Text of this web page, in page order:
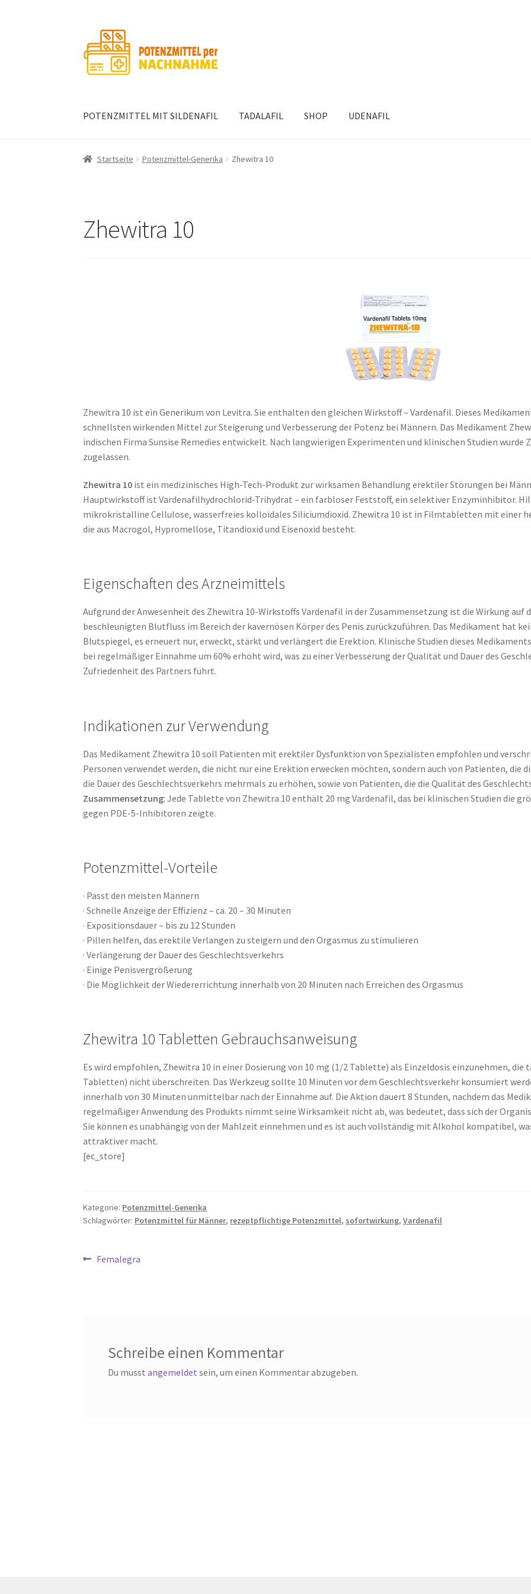
Navigation
springen
Zum
Inhalt
springen
POTENZMITTEL MIT SILDENAFIL TADALAFIL SHOP UDENAFIL
Startseite Potenzmittel-Generika Zhewitra 10
Zhewitra 10
Zhewitra 10 ist ein Generikum von Levitra. Sie enthalten den gleichen Wirkstoff – Vardenafil. Dieses
schnellsten wirkenden Mittel zur Steigerung und Verbesserung der Potenz bei Männern. Das Medikament
indischen Firma Sunsise Remedies entwickelt. Nach langwierigen Experimenten und klinischen Studien wurde
zugelassen.
Zhewitra 10 ist ein medizinisches High-Tech-Produkt zur wirksamen Behandlung erektiler Störungen bei
Hauptwirkstoff ist Vardenafilhydrochlorid-Trihydrat – ein farbloser Feststoff, ein selektiver Enzyminhibitor.
mikrokristalline Cellulose, wasserfreies kolloidales Siliciumdioxid. Zhewitra 10 ist in Filmtabletten mit einer
die aus Macrogol, Hypromellose, Titandioxid und Eisenoxid besteht.
Eigenschaften des Arzneimittels
Aufgrund der Anwesenheit des Zhewitra 10-Wirkstoffs Vardenafil in der Zusammensetzung ist die Wirkung auf
beschleunigten Blutfluss im Bereich der kavernösen Körper des Penis zurückzuführen. Das Medikament hat
Blutspiegel, es erneuert nur, erweckt, stärkt und verlängert die Erektion. Klinische Studien dieses
bei regelmäßiger Einnahme um 60% erhöht wird, was zu einer Verbesserung der Qualität und Dauer des
Zufriedenheit des Partners führt.
Indikationen zur Verwendung
Das Medikament Zhewitra 10 soll Patienten mit erektiler Dysfunktion von Spezialisten empfohlen und
Personen verwendet werden, die nicht nur eine Erektion erwecken möchten, sondern auch von Patienten, die
die Dauer des Geschlechtsverkehrs mehrmals zu erhöhen, sowie von Patienten, die die Qualität des
Zusammensetzung: Jede Tablette von Zhewitra 10 enthält 20 mg Vardenafil, das bei klinischen Studien die
gegen PDE-5-Inhibitoren zeigte.
Potenzmittel-Vorteile
· Passt den meisten Männern
· Schnelle Anzeige der Effizienz – ca. 20 – 30 Minuten
· Expositionsdauer – bis zu 12 Stunden
· Pillen helfen, das erektile Verlangen zu steigern und den Orgasmus zu stimulieren
· Verlängerung der Dauer des Geschlechtsverkehrs
· Einige Penisvergrößerung
· Die Möglichkeit der Wiedererrichtung innerhalb von 20 Minuten nach Erreichen des Orgasmus
Zhewitra 10 Tabletten Gebrauchsanweisung
Es wird empfohlen, Zhewitra 10 in einer Dosierung von 10 mg (1/2 Tablette) als Einzeldosis einzunehmen, die
Tabletten) nicht überschreiten. Das Werkzeug sollte 10 Minuten vor dem Geschlechtsverkehr konsumiert
innerhalb von 30 Minuten unmittelbar nach der Einnahme auf. Die Aktion dauert 8 Stunden, nachdem das
regelmäßiger Anwendung des Produkts nimmt seine Wirksamkeit nicht ab, was bedeutet, dass sich der
Sie können es unabhängig von der Mahlzeit einnehmen und es ist auch vollständig mit Alkohol kompatibel,
attraktiver macht.
[ec_store]
Kategorie: Potenzmittel-Generika
Schlagwörter: Potenzmittel für Männer, rezeptpflichtige Potenzmittel, sofortwirkung,Vardenafil
Beitragsnavigation
Vorheriger
Femalegra
Schreibe einen Kommentar
Du musst angemeldet sein, um einen Kommentar abzugeben.